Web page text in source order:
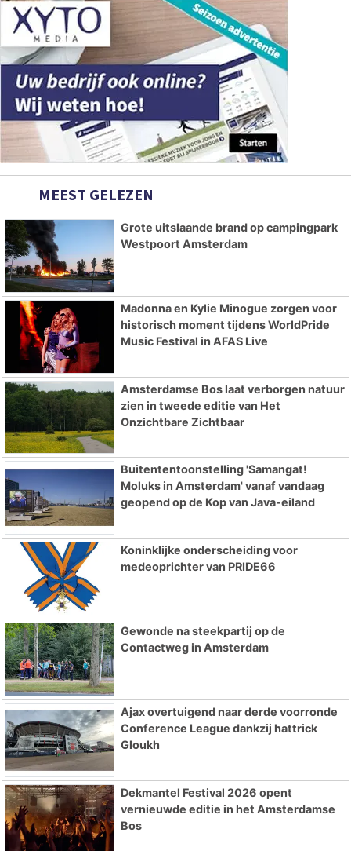
MEEST GELEZEN
Grote uitslaande brand op campingpark
Westpoort Amsterdam
Madonna en Kylie Minogue zorgen voor
historisch moment tijdens WorldPride
Music Festival in AFAS Live
Amsterdamse Bos laat verborgen natuur
zien in tweede editie van Het
Onzichtbare Zichtbaar
Buitententoonstelling 'Samangat!
Moluks in Amsterdam' vanaf vandaag
geopend op de Kop van Java-eiland
Koninklijke onderscheiding voor
medeoprichter van PRIDE66
Gewonde na steekpartij op de
Contactweg in Amsterdam
Ajax overtuigend naar derde voorronde
Conference League dankzij hattrick
Gloukh
Dekmantel Festival 2026 opent
vernieuwde editie in het Amsterdamse
Bos